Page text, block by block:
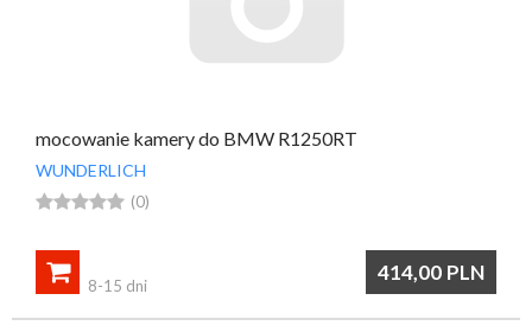
mocowanie kamery do BMW R1250RT
WUNDERLICH
 (0)
414,00 PLN

8-15 dni